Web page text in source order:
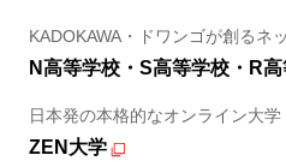
KADOKAWA・ドワンゴが創るネ
N高等学校・S高等学校・R
日本発の本格的なオンライン大学
ZEN大学